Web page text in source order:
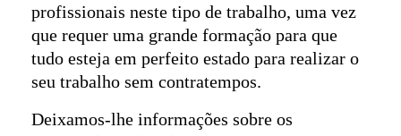
profissionais neste tipo de trabalho, uma vez
que requer uma grande formação para que
tudo esteja em perfeito estado para realizar o
seu trabalho sem contratempos.
Deixamos-lhe informações sobre os